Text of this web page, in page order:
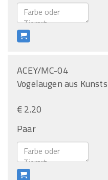
ACEY/MC-04
Vogelaugen aus
€ 2.20
Paar